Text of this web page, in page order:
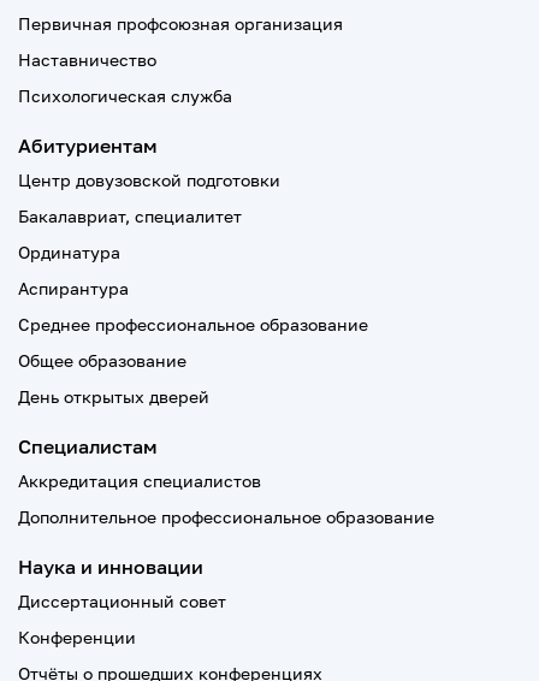
Первичная профсоюзная организация
Наставничество
Психологическая служба
Абитуриентам
Центр довузовской подготовки
Бакалавриат, специалитет
Ординатура
Аспирантура
Среднее профессиональное образование
Общее образование
День открытых дверей
Специалистам
Аккредитация специалистов
Дополнительное профессиональное образование
Наука и инновации
Диссертационный совет
Конференции
Отчёты о прошедших конференциях